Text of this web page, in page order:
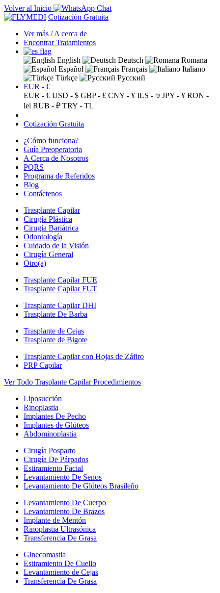
Volver al Inicio
Cotización Gratuita
Ver más / A cerca de
Encontrar Tratamientos
English Deutsch
Romana
Español
Français
Italiano
Türkçe
Русский
EUR - €
EUR - € USD - $ GBP - £ CNY - ¥ ILS - ₪ JPY - ¥ RON -
lei RUB - ₽ TRY - TL
Cotización Gratuita
¿Cómo funciona?
Guía Preoperatoria
A Cerca de Nosotros
PQRS
Programa de Referidos
Blog
Contáctenos
Trasplante Capilar
Cirugía Plástica
Cirugía Bariátrica
Odontología
Cuidado de la Visión
Cirugía General
Otro(a)
Trasplante Capilar FUE
Trasplante Capilar FUT
Trasplante Capilar DHI
Trasplante De Barba
Trasplante de Cejas
Trasplante de Bigote
Trasplante Capilar con Hojas de Záfiro
PRP Capilar
Ver Todo Trasplante Capilar Procedimientos
Liposucción
Rinoplastia
Implantes De Pecho
Implantes de Glúteos
Abdominoplastia
Cirugía Posparto
Cirugía De Párpados
Estiramiento Facial
Levantamiento De Senos
Levantamiento De Glúteos Brasileño
Levantamiento De Cuerpo
Levantamiento De Brazos
Implante de Mentón
Rinoplastia Ultrasónica
Transferencia De Grasa
Ginecomastia
Estiramiento De Cuello
Levantamiento de Cejas
Transferencia De Grasa